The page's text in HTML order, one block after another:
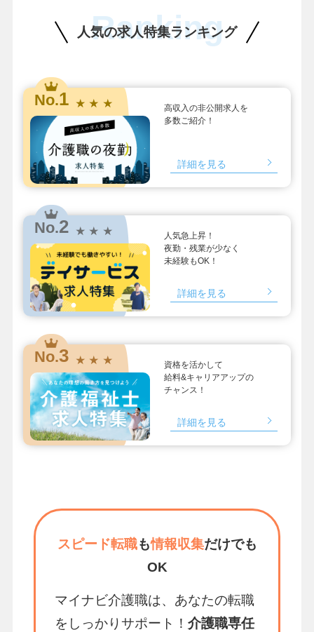
人気の求人特集ランキング
Ranking
No.1 ★ ★ ★
高収入の非公開求人を
多数ご紹介！
詳細を見る
No.2 ★ ★ ★
人気急上昇！
夜勤・残業が少なく
未経験もOK！
詳細を見る
No.3 ★ ★ ★
資格を活かして
給料&キャリアアップの
チャンス！
詳細を見る
スピード転職も情報収集だけでも
OK
マイナビ介護職は、あなたの転職
をしっかりサポート！ 介護職専任